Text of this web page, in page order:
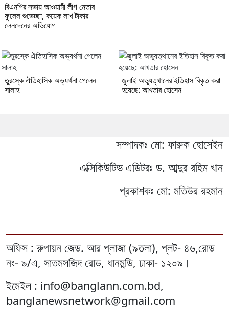
বিএনপির সভায় আওয়ামী লীগ নেতার
ফুলেল শুভেচ্ছা, কয়েক লাখ টাকার
লেনদেনের অভিযোগ
তুরস্কে ঐতিহাসিক অভ্যর্থনা পেলেন
সালাহ
জুলাই অভ্যুত্থানের ইতিহাস বিকৃত করা
হয়েছে: আখতার হোসেন
সম্পাদকঃ মো: ফারুক হোসেইন
এক্সিকিউটিভ এডিটরঃ ড. আব্দুর রহিম খান
প্রকাশকঃ মো: মতিউর রহমান
অফিস : রুপায়ন জেড. আর প্লাজা (৯তলা), প্লট- ৪৬,রোড
নং- ৯/এ, সাতমসজিদ রোড, ধানমন্ডি, ঢাকা- ১২০৯।
ইমেইল : info@banglann.com.bd,
banglanewsnetwork@gmail.com